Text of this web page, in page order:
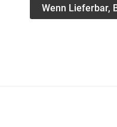
Wenn Lieferbar,